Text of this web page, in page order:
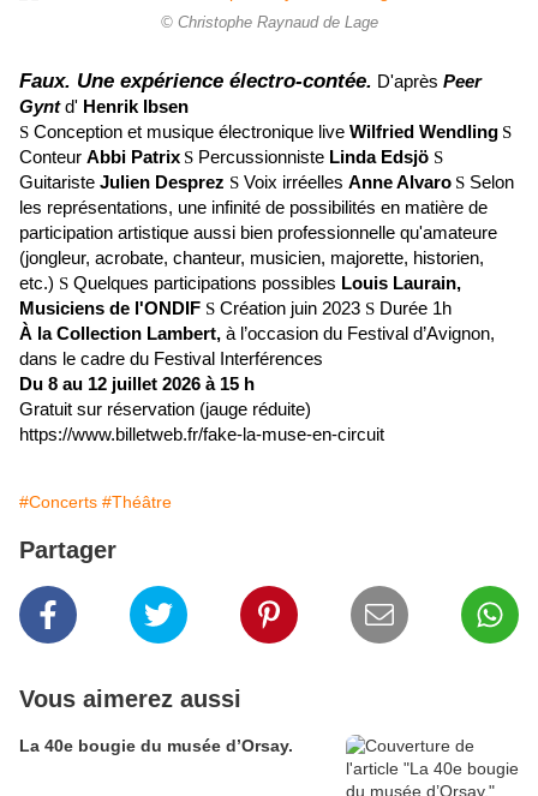
© Christophe Raynaud de Lage
Faux. Une expérience électro-contée. D'après Peer
Gynt d' Henrik Ibsen
S Conception et musique électronique live Wilfried Wendling S
Conteur Abbi Patrix S Percussionniste Linda Edsjö S
Guitariste Julien Desprez S Voix irréelles Anne Alvaro S Selon
les représentations, une infinité de possibilités en matière de
participation artistique aussi bien professionnelle qu'amateure
(jongleur, acrobate, chanteur, musicien, majorette, historien,
etc.) S Quelques participations possibles Louis Laurain,
Musiciens de l'ONDIF S Création juin 2023 S Durée 1h
À la Collection Lambert, à l’occasion du Festival d’Avignon,
dans le cadre du Festival Interférences
Du 8 au 12 juillet 2026 à 15 h
Gratuit sur réservation (jauge réduite)
https://www.billetweb.fr/fake-la-muse-en-circuit
#Concerts #Théâtre
Partager
Vous aimerez aussi
La 40e bougie du musée d’Orsay.